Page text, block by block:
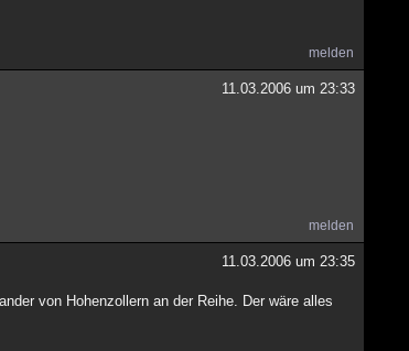
melden
11.03.2006 um 23:33
melden
11.03.2006 um 23:35
von Hohenzollern an der Reihe. Der wäre alles